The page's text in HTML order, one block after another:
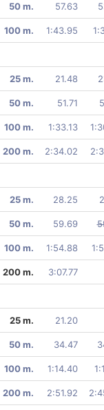
50 m. 57.63
100 m. 1:43.95
25 m. 21.48
50 m. 51.71
100 m. 1:33.13
200 m. 2:34.02
25 m. 28.25
50 m. 59.69
100 m. 1:54.88
200 m. 3:07.77
25 m. 21.20
50 m. 34.47
100 m. 1:14.40
200 m. 2:51.92